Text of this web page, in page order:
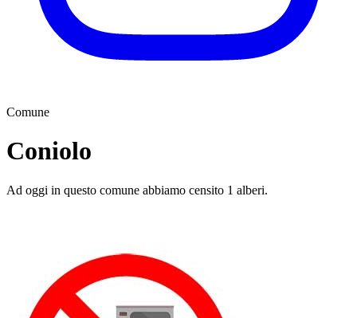
Comune
Coniolo
Ad oggi in questo comune abbiamo censito 1 alberi.